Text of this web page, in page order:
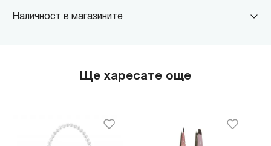
Наличност в магазините
MINISO Сердика Център
гр. София, бул."Околовръстен път" №214, София Ринг Мол, ниво
Ще харесате още